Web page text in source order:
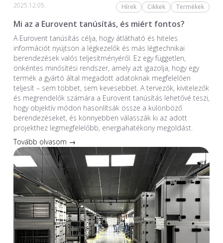
2025.12.05. Hírek Cikkek Termékek
Mi az a Eurovent tanúsítás, és miért fontos?
A Eurovent tanúsítás célja, hogy átlátható és hiteles
információt nyújtson a légkezelők és más légtechnikai
berendezések valós teljesítményéről. Ez egy független,
önkéntes minősítési rendszer, amely azt igazolja, hogy egy
termék a gyártó által megadott adatoknak megfelelően
teljesít – sem többet, sem kevesebbet. A tervezők, kivitelezők
és megrendelők számára a Eurovent tanúsítás lehetővé teszi,
hogy objektív módon hasonlítsák össze a különböző
berendezéseket, és könnyebben válasszák ki az adott
projekthez legmegfelelőbb, energiahatékony megoldást.
Tovább olvasom →